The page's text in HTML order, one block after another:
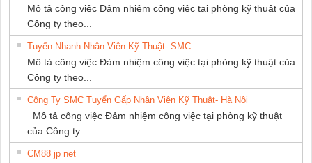
Mô tả công việc Đảm nhiệm công việc tại phòng kỹ thuật của
Công ty theo...
Tuyển Nhanh Nhân Viên Kỹ Thuật- SMC
Mô tả công việc Đảm nhiệm công việc tại phòng kỹ thuật của
Công ty theo...
Công Ty SMC Tuyển Gấp Nhân Viên Kỹ Thuật- Hà Nội
Mô tả công việc Đảm nhiệm công việc tại phòng kỹ thuật
của Công ty...
CM88 jp net